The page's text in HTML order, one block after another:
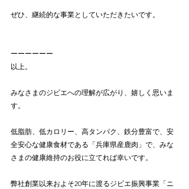
ぜひ、継続的な事業としていただきたいです。
ーーーーーー
以上。
みなさまのジビエへの理解が広がり、嬉しく思いま
す。
低脂肪、低カロリー、高タンパク、鉄分豊富で、安
全安心な健康食材である「兵庫県産鹿肉」で、みな
さまの健康維持のお役に立てれば幸いです。
弊社創業以来およそ20年に渡るジビエ振興事業「ニ